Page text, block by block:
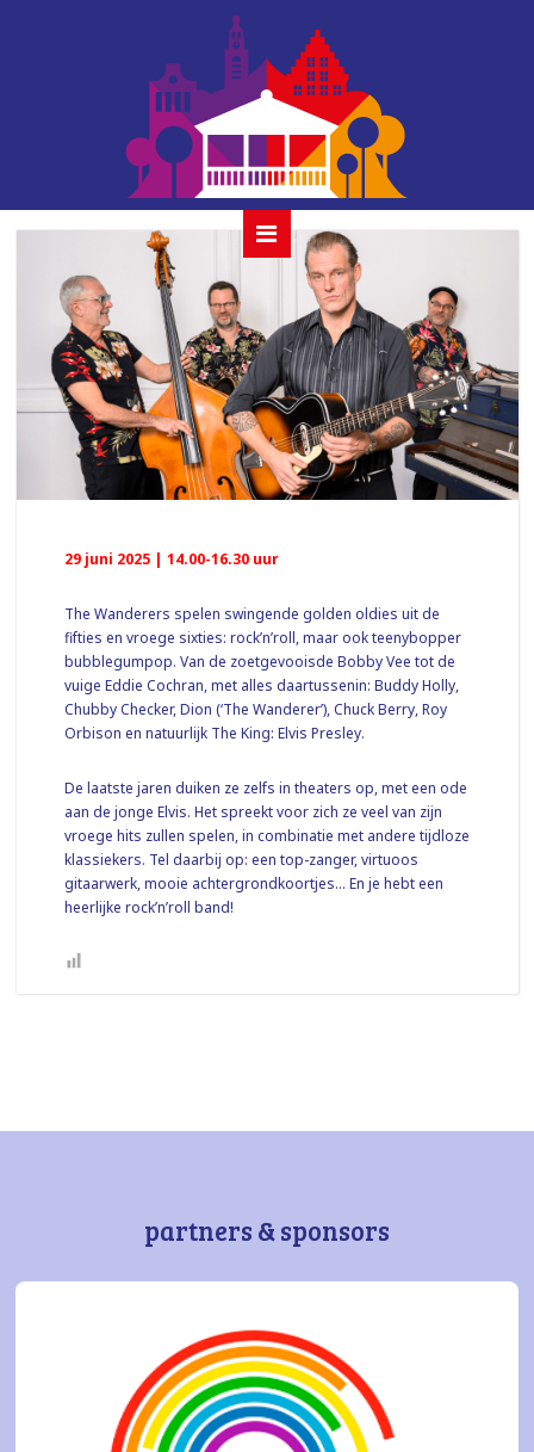
the wanderers
29 juni 2025 | 14.00-16.30 uur
The Wanderers spelen swingende golden oldies uit de
fifties en vroege sixties: rock’n’roll, maar ook teenybopper
bubblegumpop. Van de zoetgevooisde Bobby Vee tot de
vuige Eddie Cochran, met alles daartussenin: Buddy Holly,
Chubby Checker, Dion (‘The Wanderer’), Chuck Berry, Roy
Orbison en natuurlijk The King: Elvis Presley.
De laatste jaren duiken ze zelfs in theaters op, met een ode
aan de jonge Elvis. Het spreekt voor zich ze veel van zijn
vroege hits zullen spelen, in combinatie met andere tijdloze
klassiekers. Tel daarbij op: een top-zanger, virtuoos
gitaarwerk, mooie achtergrondkoortjes… En je hebt een
heerlijke rock’n’roll band!
partners & sponsors